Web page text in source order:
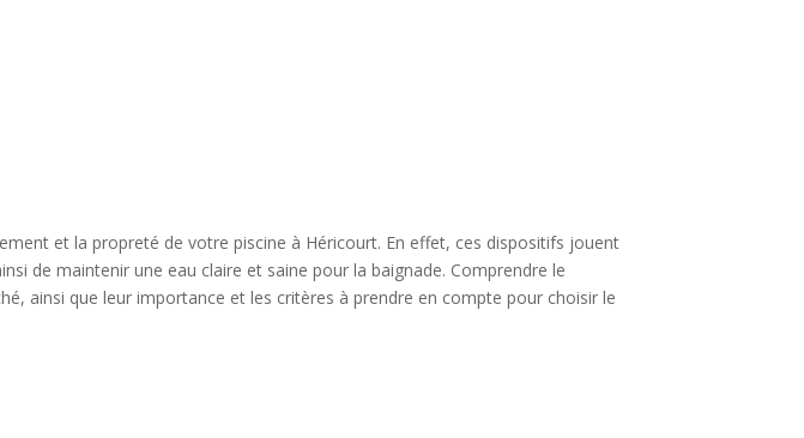
et la propreté de votre piscine à Héricourt. En effet, ces dispositifs jouent
de maintenir une eau claire et saine pour la baignade. Comprendre le
ainsi que leur importance et les critères à prendre en compte pour choisir le